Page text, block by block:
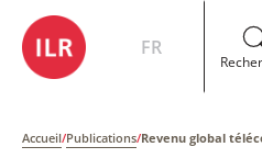
FR
Accueil/Publications/Revenu global